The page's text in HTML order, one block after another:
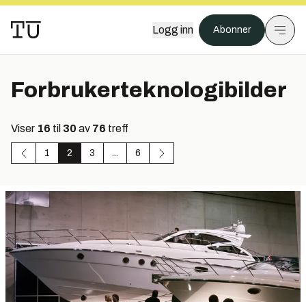
Logg inn Abonner
Forbrukerteknologibilder
Viser 16 til 30 av 76 treff
1 2 3 ... 6